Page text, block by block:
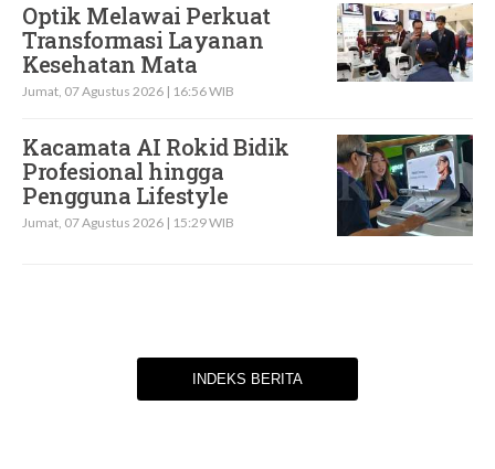
Optik Melawai Perkuat
Transformasi Layanan
Kesehatan Mata
Jumat, 07 Agustus 2026 | 16:56 WIB
Kacamata AI Rokid Bidik
Profesional hingga
Pengguna Lifestyle
Jumat, 07 Agustus 2026 | 15:29 WIB
INDEKS BERITA